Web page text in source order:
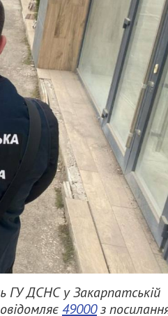
ГУ ДСНС у Закарпатській
49000з